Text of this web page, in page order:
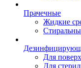
Прачечные
Жидкие
Для
Для